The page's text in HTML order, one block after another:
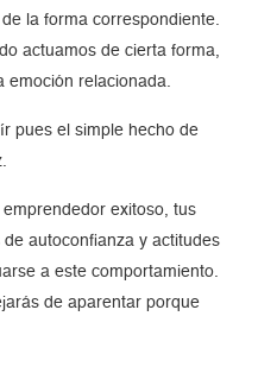
la forma correspondiente.
actuamos de cierta forma,
emoción relacionada.
pues el simple hecho de
exitoso, tus
autoconfianza y actitudes
a este comportamiento.
de aparentar porque